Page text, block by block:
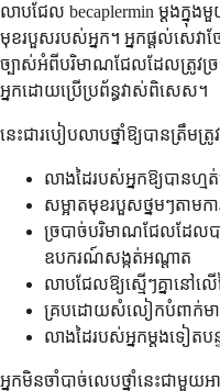
លាប​ជែល becaplermin ម្ដង​ក្នុង​មួ
មុខរបួស​របស់​អ្នក។ អ្នកផ្តល់សេវា
ច្បាស់អំពីបរិមាណជែលដែលត្រូវ
អ្នកដោយប្រើប្រព័ន្ធវាស់ពិសេស។
នេះ​ជា​របៀប​លាប​ថ្នាំ​ឱ្យ​បាន​ត្រឹមត្រូ
លាងដៃរបស់អ្នកឱ្យបានហ្
សម្អាតមុខរបួសថ្នមៗតាមក
ច្របាច់បរិមាណជែលដែលប
ឧបករណ៍សង្កត់អណ្តាត
លាបជែលឱ្យស្មើៗគ្នានៅល
គ្របដោយសំលៀកបំពាក់ម
លាងដៃរបស់អ្នកម្តងទៀតប
អ្នក​មិន​ចាំបាច់​លេប​ថ្នាំ​នេះ​ជាមួយ​